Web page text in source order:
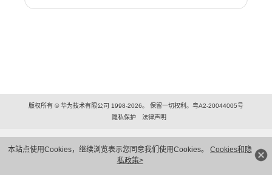
本站点使用Cookies，继续浏览表示您同意我们使用Cookies。 Cookies和隐
私政策>
版权所有 © 华为技术有限公司 1998-2026。 保留一切权利。粤A2-20044005号
隐私保护
法律声明